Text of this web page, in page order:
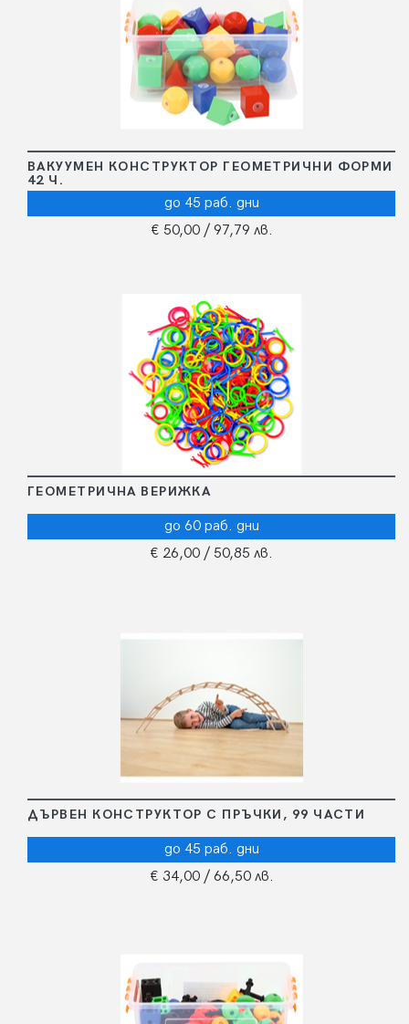
ВАКУУМЕН КОНСТРУКТОР ГЕОМЕТРИЧНИ ФОРМИ
42 Ч.
до 45 раб. дни
€ 50,00 / 97,79 лв.
ГЕОМЕТРИЧНА ВЕРИЖКА
до 60 раб. дни
€ 26,00 / 50,85 лв.
ДЪРВЕН КОНСТРУКТОР С ПРЪЧКИ, 99 ЧАСТИ
до 45 раб. дни
€ 34,00 / 66,50 лв.